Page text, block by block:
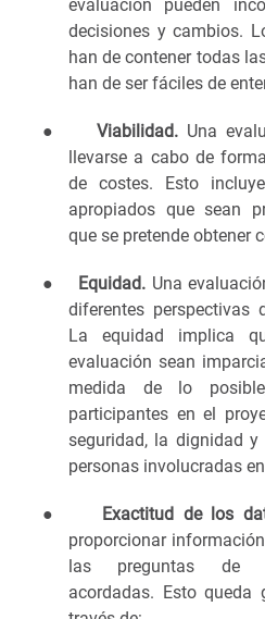
evaluación pueden
decisiones y cambios.
han de contener todas
han de ser fáciles de
● Viabilidad. Una
llevarse a cabo de
de costes. Esto
apropiados que sean
que se pretende obtener
● Equidad. Una
diferentes perspectivas
La equidad implica
evaluación sean
medida de lo
participantes en el
seguridad, la dignidad
personas involucradas
● Exactitud de los
proporcionar
las preguntas de
acordadas. Esto queda